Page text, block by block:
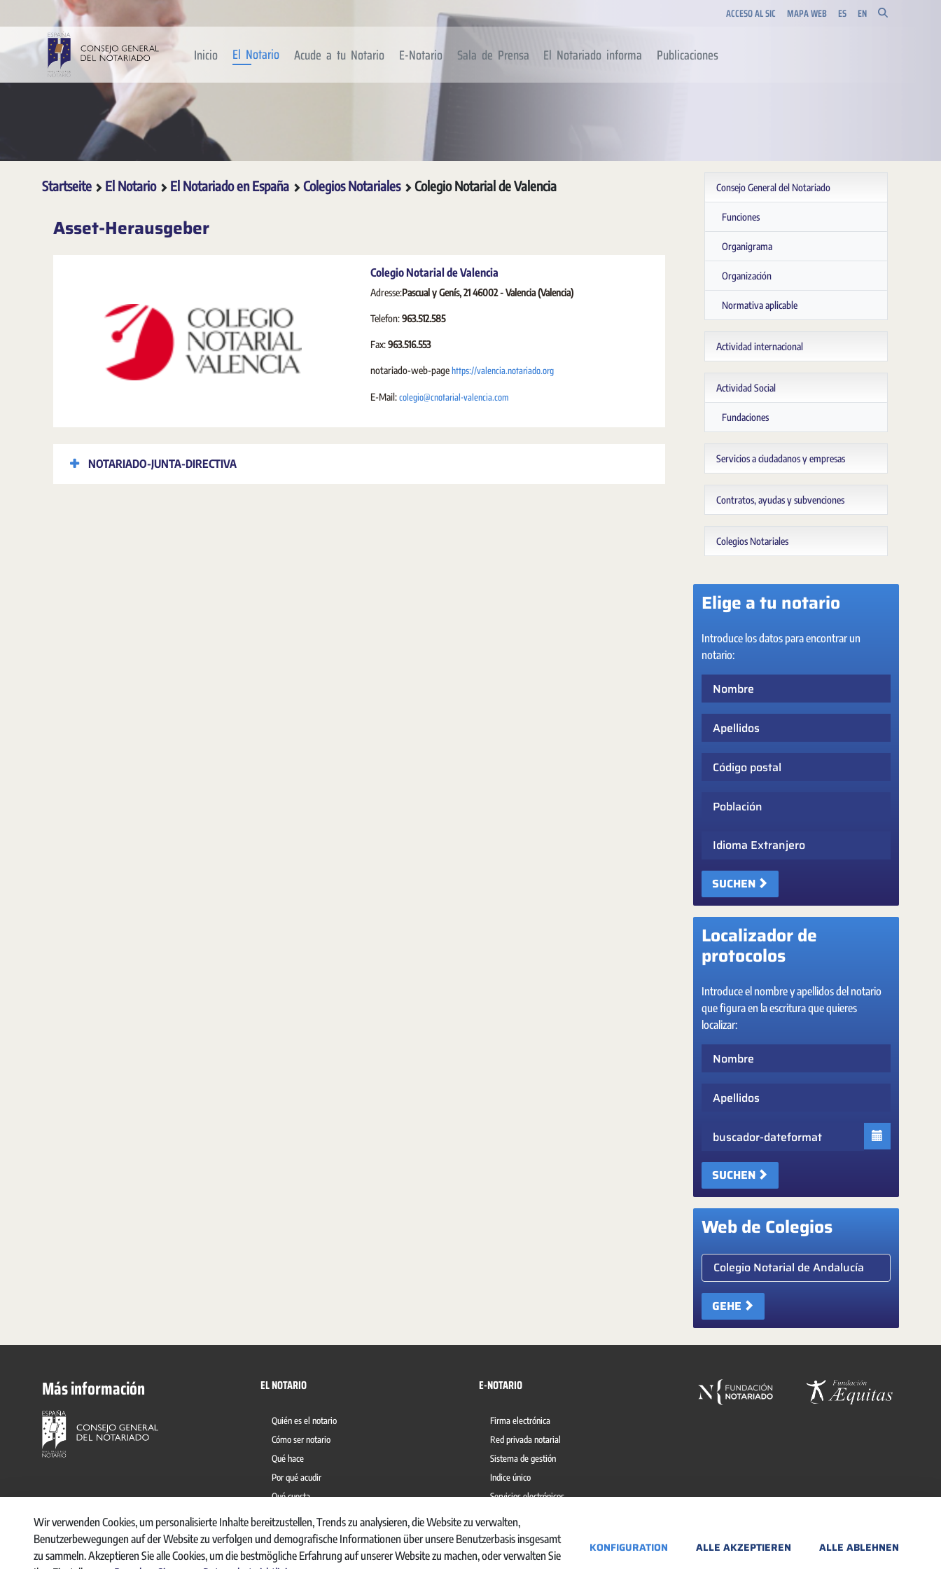
Zum Hauptinhalt springen ACCESO AL SIC MAPA WEB ES EN
Inicio El Notario Acude a tu Notario E-Notario Sala de Prensa El Notariado informa Publicaciones
Startseite El Notario El Notariado en España Colegios Notariales Colegio Notarial de Valencia
Asset-Herausgeber
Colegio Notarial de Valencia
Adresse:Pascual y Genís, 21 46002 - Valencia (Valencia)
Telefon:963.512.585
Fax:963.516.553
notariado-web-pagehttps://valencia.notariado.org
E-Mail:colegio@cnotarial-valencia.com
NOTARIADO-JUNTA-DIRECTIVA
Consejo General del Notariado
Funciones
Organigrama
Organización
Normativa aplicable
Actividad internacional
Actividad Social
Fundaciones
Servicios a ciudadanos y empresas
Contratos, ayudas y subvenciones
Colegios Notariales
Elige a tu notario
Introduce los datos para encontrar un
notario:
Idioma Extranjero
SUCHEN
Localizador de
protocolos
Introduce el nombre y apellidos del notario
que figura en la escritura que quieres
localizar:
SUCHEN
Web de Colegios
Elige colegio notarial
GEHE
Más información EL NOTARIO
Quién es el notario
Cómo ser notario
Qué hace
Por qué acudir
Qué cuesta
Prevención del blanqueo de capitales
E-NOTARIO
Firma electrónica
Red privada notarial
Sistema de gestión
Indice único
Servicios electrónicos
Ábaco
Wir verwenden Cookies, um personalisierte Inhalte bereitzustellen, Trends zu analysieren, die Website zu verwalten,
Benutzerbewegungen auf der Website zu verfolgen und demografische Informationen über unsere Benutzerbasis insgesamt
zu sammeln. Akzeptieren Sie alle Cookies, um die bestmögliche Erfahrung auf unserer Website zu machen, oder verwalten Sie
KONFIGURATION ALLE AKZEPTIEREN ALLE ABLEHNEN